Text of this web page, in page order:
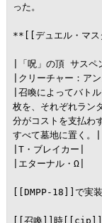
った。
**[[デュエル・マ
|「呪」の頂 サスペ
|クリーチャー：ア
|召喚によってバト
枚を、それぞれラン
分がコストを支払わ
すべて墓地に置く。|
|T・ブレイカー|
|エターナル・Ω|
[[DMPP-18]]で実
[[召喚]]時[[cip]]